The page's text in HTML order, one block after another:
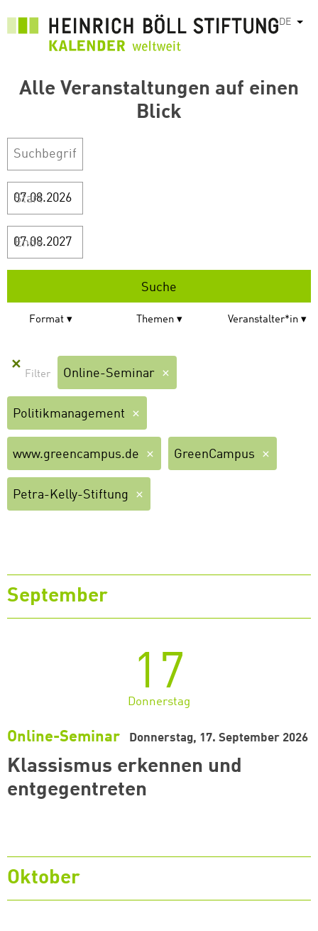
DE
Alle Veranstaltungen auf einen
Blick
Start
Ende
Format Themen Veranstalter*in
✕
Online-Seminar
Politikmanagement
www.greencampus.de GreenCampus
Petra-Kelly-Stiftung
September
17
Donnerstag
Online-Seminar Donnerstag, 17. September 2026
Klassismus erkennen und
entgegentreten
Oktober